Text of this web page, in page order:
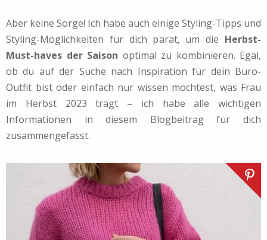
Aber keine Sorge! Ich habe auch einige Styling-Tipps und
Styling-Möglichkeiten für dich parat, um die Herbst-
Must-haves der Saison optimal zu kombinieren. Egal,
ob du auf der Suche nach Inspiration für dein Büro-
Outfit bist oder einfach nur wissen möchtest, was Frau
im Herbst 2023 trägt – ich habe alle wichtigen
Informationen in diesem Blogbeitrag für dich
zusammengefasst.